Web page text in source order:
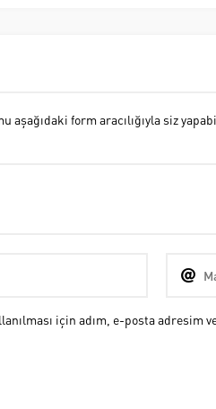
aşağıdaki form aracılığıyla siz
için adım, e-posta adresim